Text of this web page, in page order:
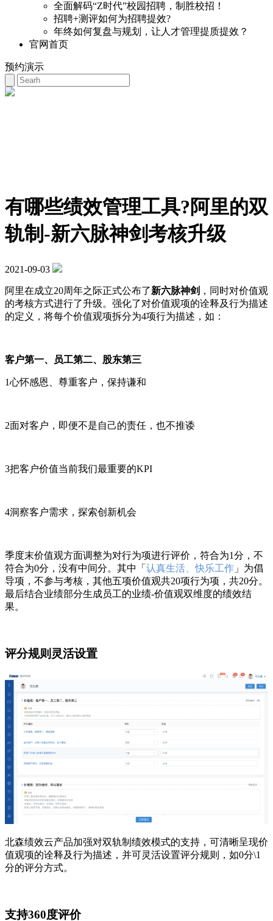
全面解码“Z时代”校园招聘，制胜校招！
招聘+测评如何为招聘提效?
年终如何复盘与规划，让人才管理提质提效？
官网首页
预约演示
有哪些绩效管理工具?阿里的双
轨制-新六脉神剑考核升级
2021-09-03
阿里在成立20周年之际正式公布了新六脉神剑 ，同时对价值观
的考核方式进行了升级。强化了对价值观项的诠释及行为描述
的定义，将每个价值观项拆分为4项行为描述，如：
客户第一、员工第二、股东第三
1心怀感恩、尊重客户，保持谦和
2面对客户，即便不是自己的责任，也不推诿
3把客户价值当前我们最重要的KPI
4洞察客户需求，探索创新机会
季度末价值观方面调整为对行为项进行评价，符合为1分，不
符合为0分，没有中间分。其中「 认真生活、快乐工作 」为倡
导项，不参与考核，其他五项价值观共20项行为项，共20分。
最后结合业绩部分生成员工的业绩-价值观双维度的绩效结
果。
评分规则灵活设置
北森绩效云产品加强对双轨制绩效模式的支持，可清晰呈现价
值观项的诠释及行为描述，并可灵活设置评分规则，如0分\1
分的评分方式。
支持360度评价